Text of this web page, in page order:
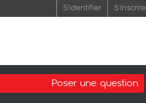
S'identifier S'inscrire
Poser une question